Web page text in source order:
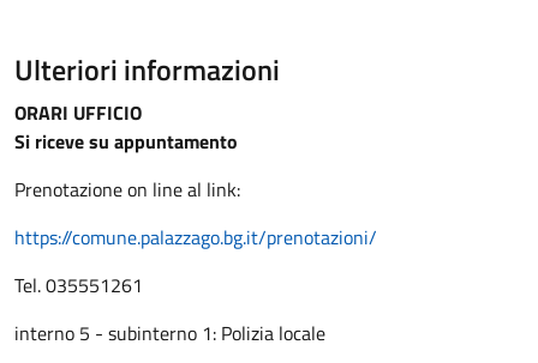
Ulteriori informazioni
ORARI UFFICIO
Si riceve su appuntamento
Prenotazione on line al link:
https://comune.palazzago.bg.it/prenotazioni/
Tel. 035551261
interno 5 - subinterno 1: Polizia locale